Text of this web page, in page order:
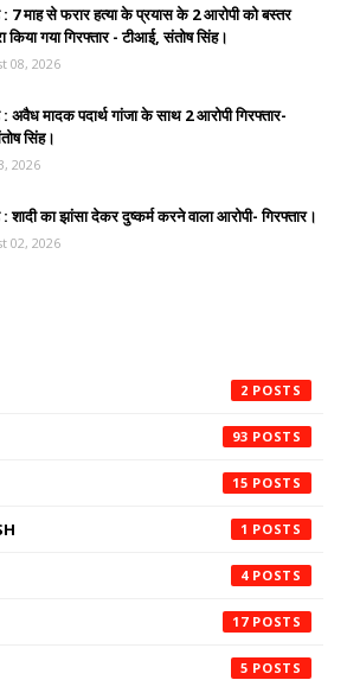
: 7 माह से फरार हत्या के प्रयास के 2 आरोपी को बस्तर
किया गया गिरफ्तार - टीआई, संतोष सिंह।
08, 2026
अवैध मादक पदार्थ गांजा के साथ 2 आरोपी गिरफ्तार-
सिंह।
2026
शादी का झांसा देकर दुष्कर्म करने वाला आरोपी- गिरफ्तार।
02, 2026
2
93
15
1
4
17
5